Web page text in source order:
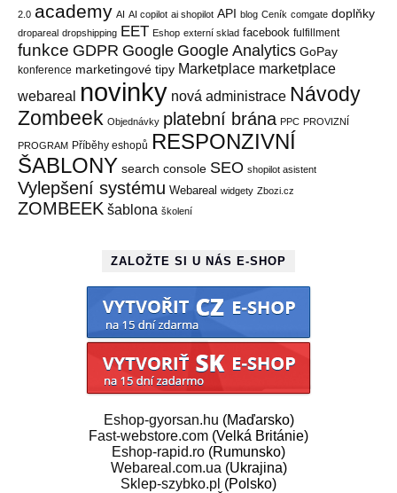
2.0 academy AI AI copilot ai shopilot API blog Ceník comgate doplňky
dropareal dropshipping EET Eshop externí sklad facebook fulfillment
funkce GDPR Google Google Analytics GoPay
konference marketingové tipy Marketplace marketplace
webareal novinky nová administrace Návody
Zombeek Objednávky platební brána PPC PROVIZNÍ
PROGRAM Příběhy eshopů RESPONZIVNÍ
ŠABLONY search console SEO shopilot asistent
Vylepšení systému Webareal widgety Zbozi.cz
ZOMBEEK šablona školení
ZALOŽTE SI U NÁS E-SHOP
Eshop-gyorsan.hu (Maďarsko)
Fast-webstore.com (Velká Británie)
Eshop-rapid.ro (Rumunsko)
Webareal.com.ua (Ukrajina)
Sklep-szybko.pl (Polsko)